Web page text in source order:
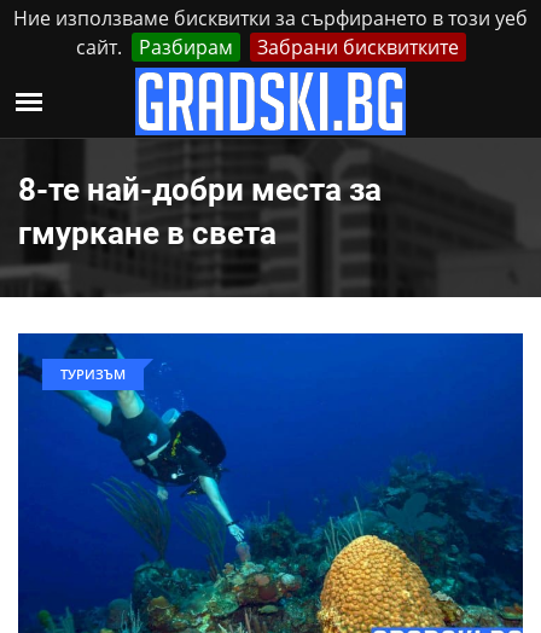
Ние използваме бисквитки за сърфирането в този уеб
сайт.
Разбирам Забрани бисквитките
Неделя, 9 Август, 2026 Реклама Контакти
8-те най-добри места за
гмуркане в света
ТУРИЗЪМ